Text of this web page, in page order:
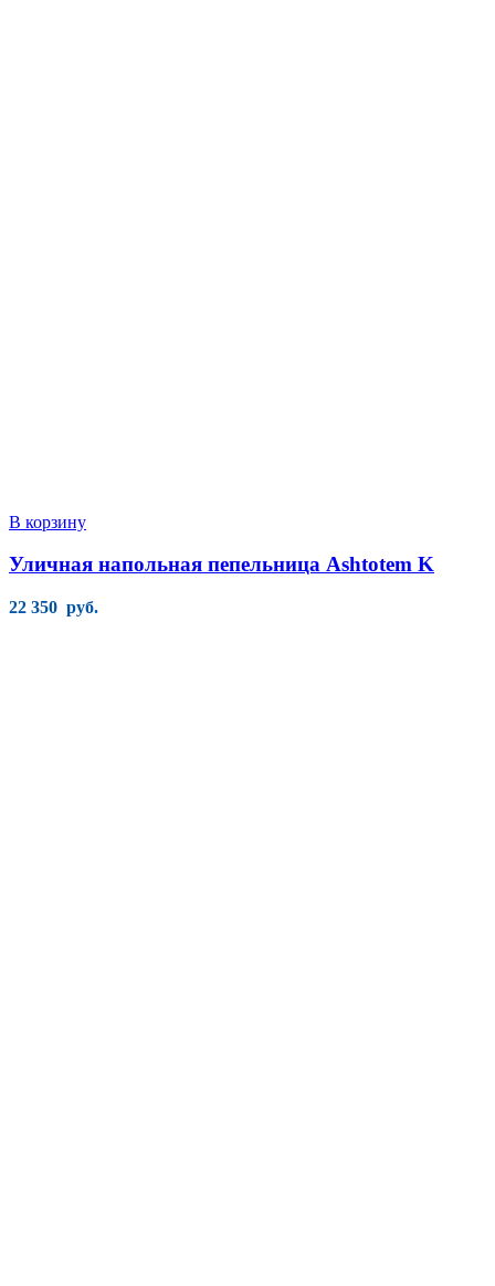
В корзину
Уличная напольная пепельница Ashtotem K
22 350 руб.